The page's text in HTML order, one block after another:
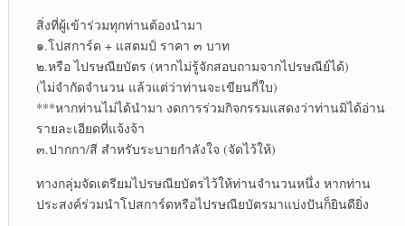
สิ่งที่ผู้เข้าร่วมทุกท่านต้องนำมา
๑.โปสการ์ด + แสตมป์ ราคา ๓ บาท
๒.หรือ ไปรษณียบัตร (หากไม่รู้จักสอบถามจากไปรษณีย์ได้)
(ไม่จำกัดจำนวน แล้วแต่ว่าท่านจะเขียนกี่ใบ)
***หากท่านไม่ได้นำมา งดการร่วมกิจกรรมแสดงว่าท่านมิได้อ่าน
รายละเอียดที่แจ้งจ้า
๓.ปากกา/สี สำหรับระบายกำลังใจ (จัดไว้ให้)
ทางกลุ่มจัดเตรียมไปรษณียบัตรไว้ให้ท่านจำนวนหนึ่ง หากท่าน
ประสงค์ร่วมนำโปสการ์ดหรือไปรษณียบัตรมาแบ่งปันก็ยินดียิ่ง